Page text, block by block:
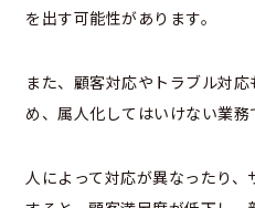
を出す可能性があります。
また、顧客対応やトラブル対
め、属人化してはいけない業務
人によって対応が異なったり、